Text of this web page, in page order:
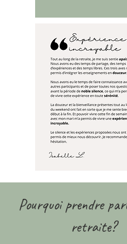
Pourquoi prendre
retraite?